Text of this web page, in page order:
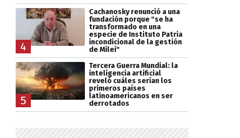
4
Cachanosky renunció a una
fundación porque "se ha
transformado en una
especie de Instituto Patria
incondicional de la gestión
de Milei"
5
Tercera Guerra Mundial: la
inteligencia artificial
reveló cuáles serían los
primeros países
latinoamericanos en ser
derrotados